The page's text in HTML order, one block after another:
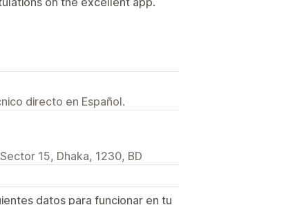
directo en Español.
15, Dhaka, 1230, BD
datos para funcionar en tu